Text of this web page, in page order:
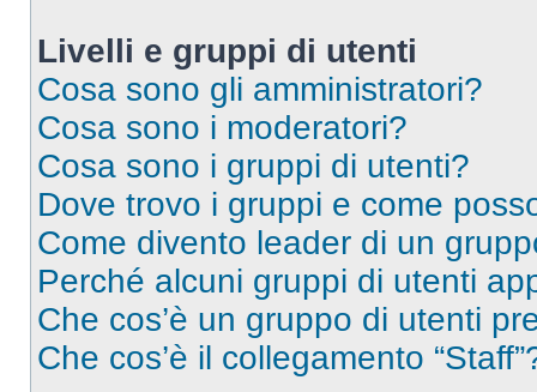
Livelli e gruppi di utenti
Cosa sono gli amministratori?
Cosa sono i moderatori?
Cosa sono i gruppi di utenti?
Dove trovo i gruppi e come
Come divento leader di un
Perché alcuni gruppi di utenti
Che cos’è un gruppo di utenti
Che cos’è il collegamento